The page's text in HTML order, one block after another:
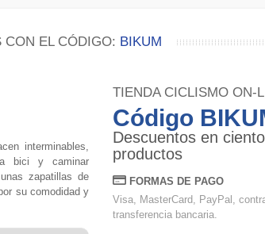
CON EL CÓDIGO: BIKUM
interminables,
bici y caminar
zapatillas de
su comodidad y
TIENDA CICLISMO ON-
Código
Descuentos en
productos
FORMAS DE PAGO
Visa, MasterCard, PayPal,
transferencia bancaria.